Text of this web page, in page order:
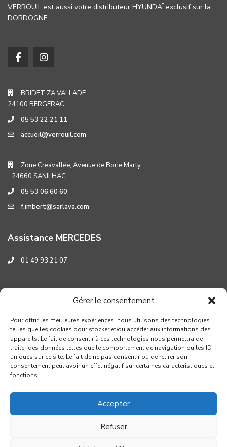
Gérer le consentement
Pour offrir les meilleures expériences, nous utilisons des technologies
telles que les cookies pour stocker et/ou accéder aux informations des
appareils. Le fait de consentir à ces technologies nous permettra de
traiter des données telles que le comportement de navigation ou les ID
uniques sur ce site. Le fait de ne pas consentir ou de retirer son
consentement peut avoir un effet négatif sur certaines caractéristiques et
fonctions.
Accepter
Refuser
VERROUIL est aussi votre distributeur HYUNDAÏ exclusif sur la
DORDOGNE.
BRIDET ZA VALLADE
24100 BERGERAC
05 53 22 21 11
accueil@verrouil.com
Zone Creavallée, Avenue de Borie Marty,
24660 SANILHAC
05 53 06 60 60
f.imbert@sarlava.com
Assistance MERCEDES
01 49 93 21 07
Assistance HYUNDAI